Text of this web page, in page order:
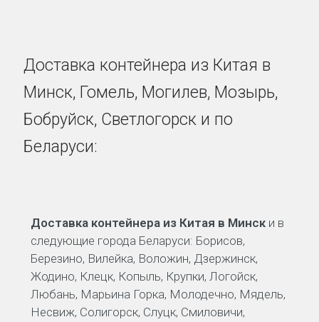
Доставка контейнера из Китая в
Минск, Гомель, Могилев, Мозырь,
Бобруйск, Светлогорск и по
Беларуси:
Доставка контейнера из Китая в Мински в
следующие города Беларуси: Борисов,
Березино, Вилейка, Воложин, Дзержинск,
Жодино, Клецк, Копыль, Крупки, Логойск,
Любань, Марьина Горка, Молодечно, Мядель,
Несвиж, Солигорск, Слуцк, Смиловичи,